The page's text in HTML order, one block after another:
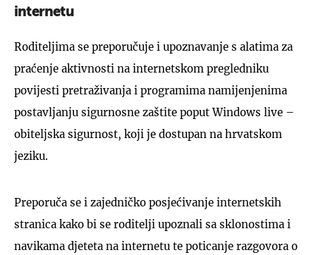
internetu
Roditeljima se preporučuje i upoznavanje s alatima za
praćenje aktivnosti na internetskom pregledniku
povijesti pretraživanja i programima namijenjenima
postavljanju sigurnosne zaštite poput Windows live –
obiteljska sigurnost, koji je dostupan na hrvatskom
jeziku.
Preporuča se i zajedničko posjećivanje internetskih
stranica kako bi se roditelji upoznali sa sklonostima i
navikama djeteta na internetu te poticanje razgovora o